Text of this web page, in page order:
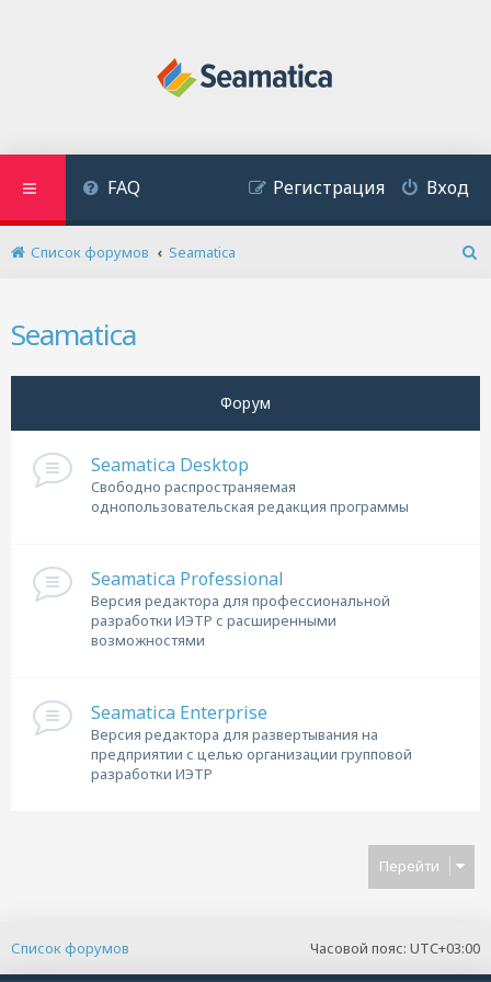
FAQ Вход
Регистрация
Список форумов
Seamatica
Seamatica
Форум
Seamatica Desktop
Cвободно распространяемая
однопользовательская редакция программы
Seamatica Professional
Версия редактора для профессиональной
разработки ИЭТР с расширенными
возможностями
Seamatica Enterprise
Версия редактора для развертывания на
предприятии с целью организации групповой
разработки ИЭТР
Перейти
Часовой пояс: UTC+03:00
Список форумов